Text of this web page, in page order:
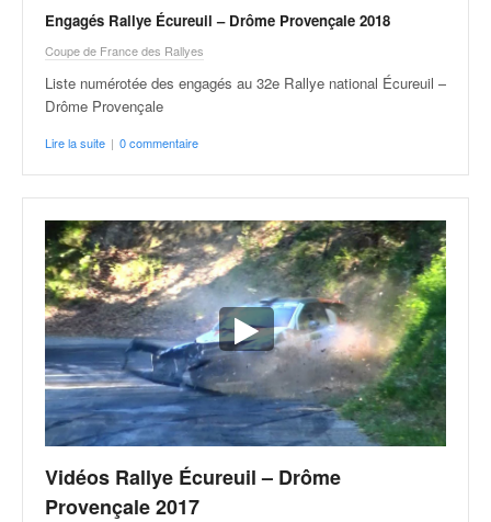
Engagés Rallye Écureuil – Drôme Provençale 2018
Coupe de France des Rallyes
Liste numérotée des engagés au 32e Rallye national Écureuil –
Drôme Provençale
Lire la suite | 0 commentaire
Vidéos Rallye Écureuil – Drôme
Provençale 2017